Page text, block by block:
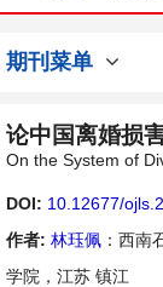
期刊菜单
论中国离婚损
On the System of
DOI: 10.12677/
作者: 林珏佩 ：西南
学院，江苏 镇江